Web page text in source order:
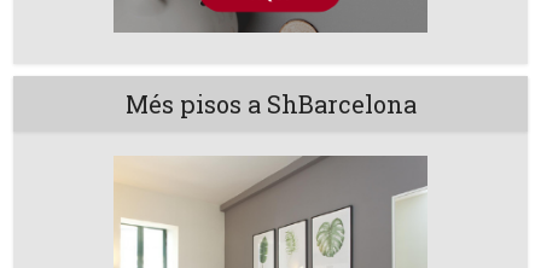
Més pisos a ShBarcelona